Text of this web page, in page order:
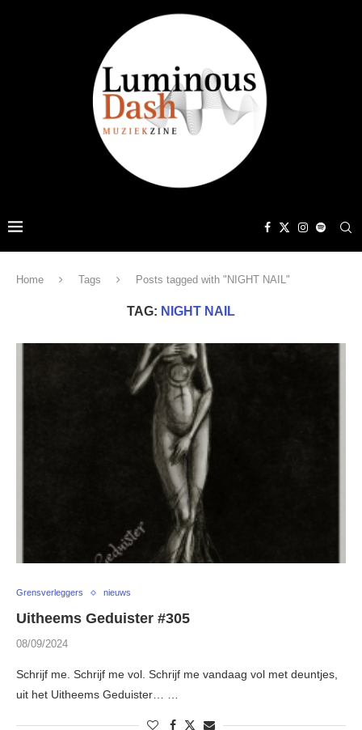
Home Tags Posts tagged with "NIGHT NAIL"
TAG: NIGHT NAIL
Grensverleggers nieuws
Uitheems Geduister #305
08/09/2024
Schrijf me. Schrijf me vol. Schrijf me vandaag vol met deuntjes,
uit het Uitheems Geduister… …